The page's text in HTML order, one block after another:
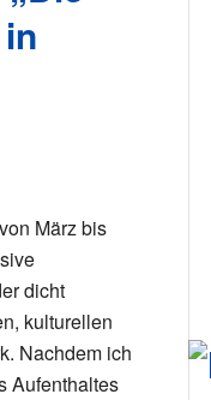
März bis
dicht
kulturellen
Nachdem ich
Aufenthaltes